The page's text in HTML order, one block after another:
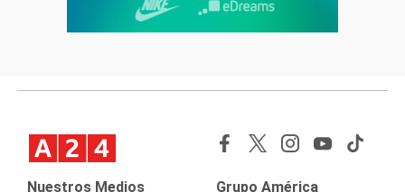
Nuestros Medios Grupo América